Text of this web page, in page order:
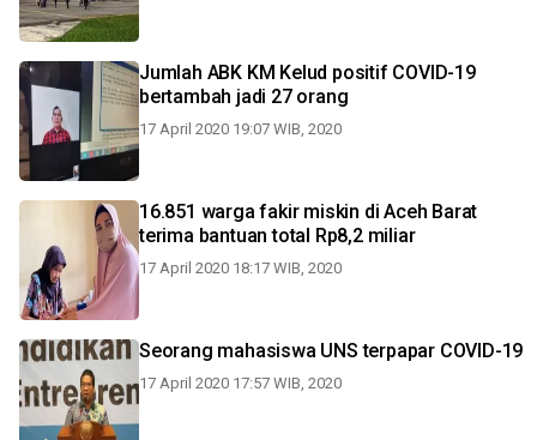
Jumlah ABK KM Kelud positif COVID-19
bertambah jadi 27 orang
17 April 2020 19:07 WIB, 2020
16.851 warga fakir miskin di Aceh Barat
terima bantuan total Rp8,2 miliar
17 April 2020 18:17 WIB, 2020
Seorang mahasiswa UNS terpapar COVID-19
17 April 2020 17:57 WIB, 2020